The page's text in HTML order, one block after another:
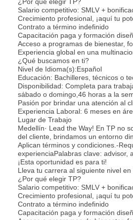
Salario competitivo: SMLV +
Crecimiento profesional, ¡aquí tu
Contrato a término indefinido
Capacitación paga y formación
Acceso a programas de bienestar,
Experiencia global en una
¿Qué buscamos en ti?
Nivel de Idioma(s):Español
Educación: Bachilleres, técnicos o
Disponibilidad: Completa para
sábado o domingo,46 horas a la
Pasión por brindar una atención al
Experiencia Laboral: 6 meses en
Lugar de Trabajo
Medellín· Lead the Way! En TP no
del cliente, brindamos un entorno
Aplican términos y condiciones.-
experienciaPalabras clave: advisor,
¡Esta oportunidad es para ti!
Lleva tu carrera al siguiente nivel
¿Por qué elegir TP?
Salario competitivo: SMLV +
Crecimiento profesional, ¡aquí tu
Contrato a término indefinido
Capacitación paga y formación